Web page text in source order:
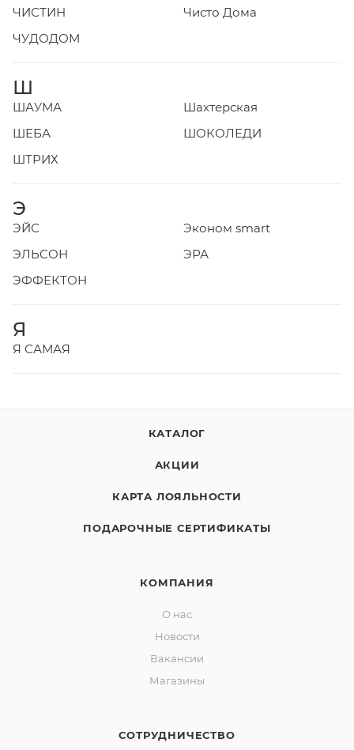
ЧИСТИН
Чисто Дома
ЧУДОДОМ
Ш
ШАУМА
Шахтерская
ШЕБА
ШОКОЛЕДИ
ШТРИХ
Э
ЭЙС
Эконом smart
ЭЛЬСОН
ЭРА
ЭФФЕКТОН
Я
Я САМАЯ
КАТАЛОГ
АКЦИИ
КАРТА ЛОЯЛЬНОСТИ
ПОДАРОЧНЫЕ СЕРТИФИКАТЫ
КОМПАНИЯ
О нас
Новости
Вакансии
Магазины
СОТРУДНИЧЕСТВО